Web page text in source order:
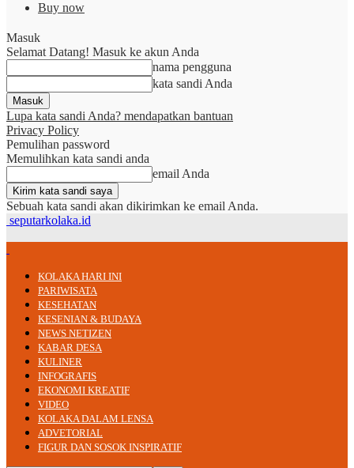
Buy now
Masuk
Selamat Datang! Masuk ke akun Anda
nama pengguna
kata sandi Anda
Lupa kata sandi Anda? mendapatkan bantuan
Privacy Policy
Pemulihan password
Memulihkan kata sandi anda
email Anda
Sebuah kata sandi akan dikirimkan ke email Anda.
seputarkolaka.id
KOLAKA HARI INI
PARIWISATA
KESEHATAN
KESENIAN & BUDAYA
NEWS NETIZEN
KABAR DESA
KULINER
INFOGRAFIS
EKONOMI KREATIF
VIDEO
KOLAKA DALAM LENSA
ADVETORIAL
FIGUR DAN SOSOK INSPIRATIF